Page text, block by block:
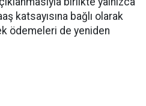
katsayısına bağlı olarak
ödemeleri de yeniden